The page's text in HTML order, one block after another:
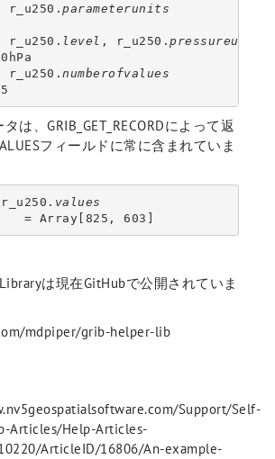
r_u250.parameterunits
r_u250. level , r_u250. pressureunits
r_u250.numberofvalues
は、GRIB_GET_RECORDによって返
フィールドに常に含まれていま
values
= Array[825, 603]
は現在GitHubで公開されていま
mdpiper/grib-helper-lib
Support/Self-
Articles/Help-Articles-
ArticleID/16806/An-example-